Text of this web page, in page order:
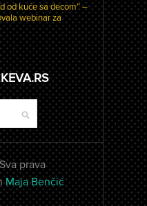
od kuće sa decom” –
webinar za
prava
Maja Benčić